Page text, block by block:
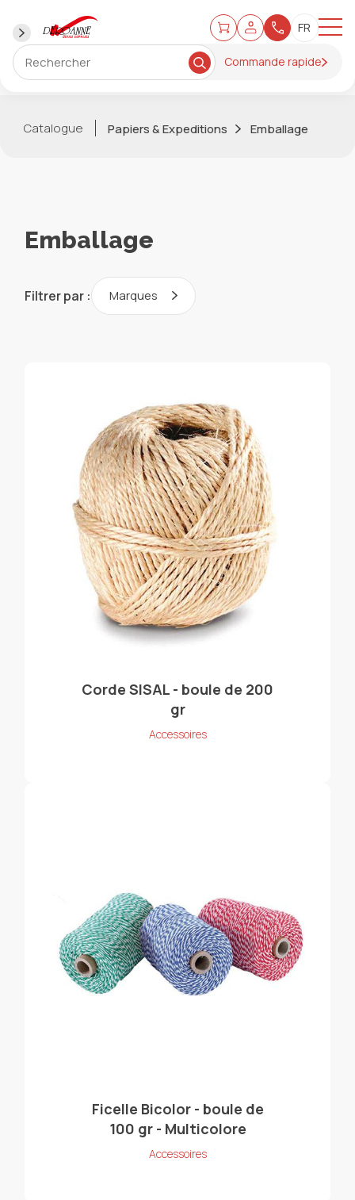
Commande rapide
Catalogue Papiers & Expeditions Emballage
Emballage
Filtrer par : Marques
Corde SISAL - boule de 200
gr
Accessoires
Ficelle Bicolor - boule de
100 gr - Multicolore
Accessoires